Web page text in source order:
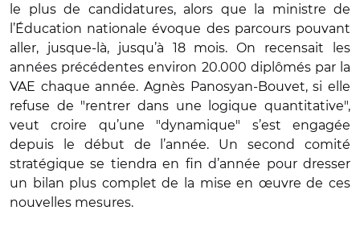
le plus de candidatures, alors que la ministre de
l’Éducation nationale évoque des parcours pouvant
aller, jusque-là, jusqu’à 18 mois. On recensait les
années précédentes environ 20.000 diplômés par la
VAE chaque année. Agnès Panosyan-Bouvet, si elle
refuse de "rentrer dans une logique quantitative",
veut croire qu’une "dynamique" s’est engagée
depuis le début de l’année. Un second comité
stratégique se tiendra en fin d’année pour dresser
un bilan plus complet de la mise en œuvre de ces
nouvelles mesures.